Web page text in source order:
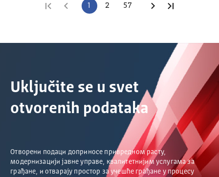
Prva stranicaPrethodna stranica
1 2 57 Sledeća stranica
Uključite se u svet
otvorenih podataka
Отворени подаци доприносе привредном расту,
модернизацији јавне управе, квалитетнијим услугама за
грађане, и отварају простор за учешће грађане у процесу